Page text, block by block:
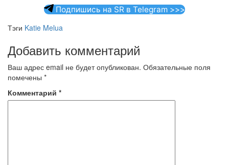
Подпишись на SR в Telegram >>>
Тэги Katie Melua
Добавить комментарий
Ваш адрес email не будет опубликован. Обязательные поля
помечены *
Комментарий *